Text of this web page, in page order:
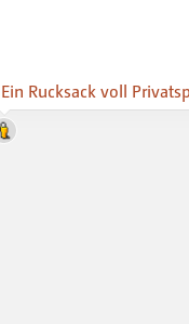
Ein Rucksack voll